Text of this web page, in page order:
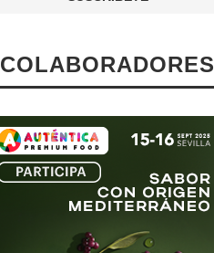
COLABORADORES